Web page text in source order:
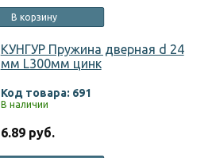
В корзину
КУНГУР Пружина дверная d 24
мм L300мм цинк
Код товара: 691
В наличии
6.89 руб.